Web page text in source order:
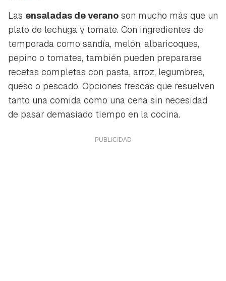
Las ensaladas de verano son mucho más que un
plato de lechuga y tomate. Con ingredientes de
temporada como sandía, melón, albaricoques,
pepino o tomates, también pueden prepararse
recetas completas con pasta, arroz, legumbres,
queso o pescado. Opciones frescas que resuelven
tanto una comida como una cena sin necesidad
de pasar demasiado tiempo en la cocina.